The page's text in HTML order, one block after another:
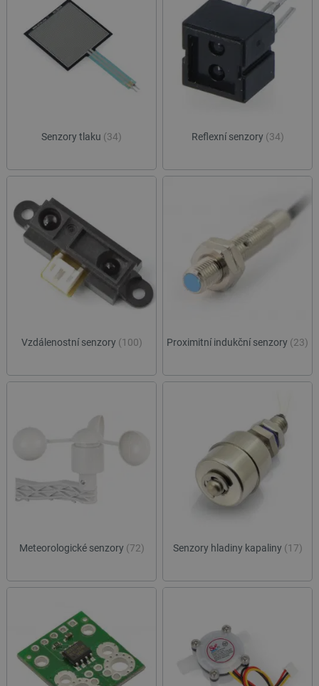
Senzory tlaku (34) Reflexní senzory (34)
Vzdálenostní senzory (100) Proximitní indukční senzory (23)
Meteorologické senzory (72) Senzory hladiny kapaliny (17)